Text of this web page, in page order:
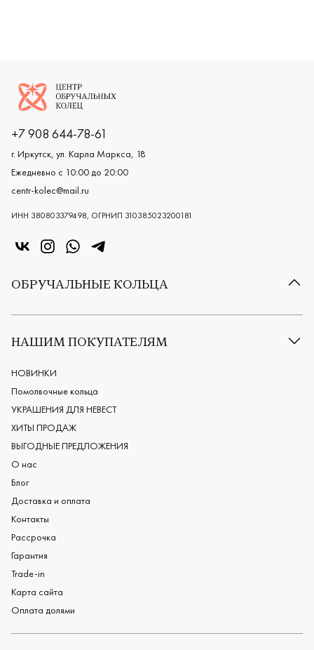
Логотип компании
+7 908 644-78-61
г. Иркутск, ул. Карла Маркса, 18
Ежедневно с 10:00 до 20:00
centr-kolec@mail.ru
ИНН 380803379498, ОГРНИП 310385023200181
«Центр колец» в VK
«Центр колец» в Instagram
«Центр колец» в Whatsapp
«Центр колец» в Telegram
ОБРУЧАЛЬНЫЕ КОЛЬЦА
Все обручальные кольца
Европейские обручальные кольца
Мужские обручальные кольца
Женские обручальные кольца
Обручальные кольца из платины
Дизайнерские обручальные кольца
Черные обручальные кольца
НАШИМ ПОКУПАТЕЛЯМ
НОВИНКИ
Помолвочные кольца
УКРАШЕНИЯ ДЛЯ НЕВЕСТ
ХИТЫ ПРОДАЖ
ВЫГОДНЫЕ ПРЕДЛОЖЕНИЯ
О нас
Блог
Доставка и оплата
Контакты
Рассрочка
Гарантия
Trade-in
Карта сайта
Оплата долями